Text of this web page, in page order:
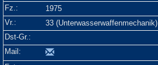
1975
33 (Unterwasserwaffenmechanik)